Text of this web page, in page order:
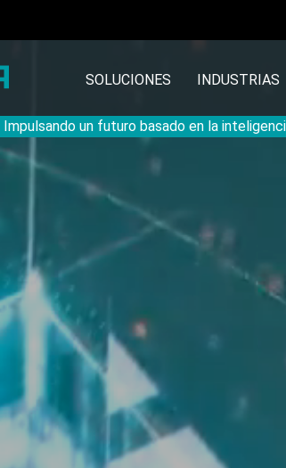
Impulsando un futuro basado en la
SOLUCIONES INDUSTRIAS